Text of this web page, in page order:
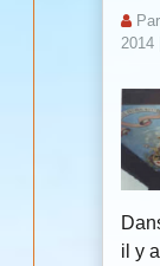
2014
il y